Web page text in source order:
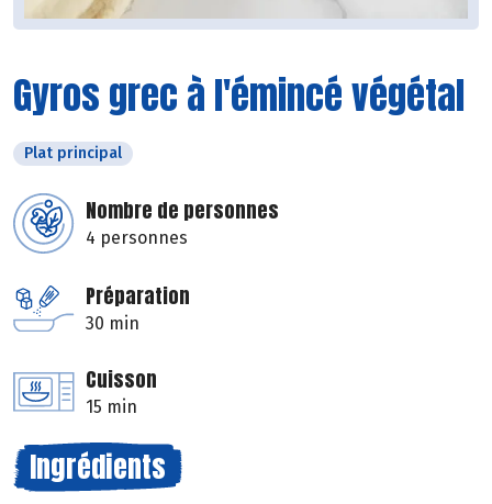
Gyros grec à l'émincé végétal
Plat principal
Nombre de personnes
4 personnes
Préparation
30 min
Cuisson
15 min
Ingrédients